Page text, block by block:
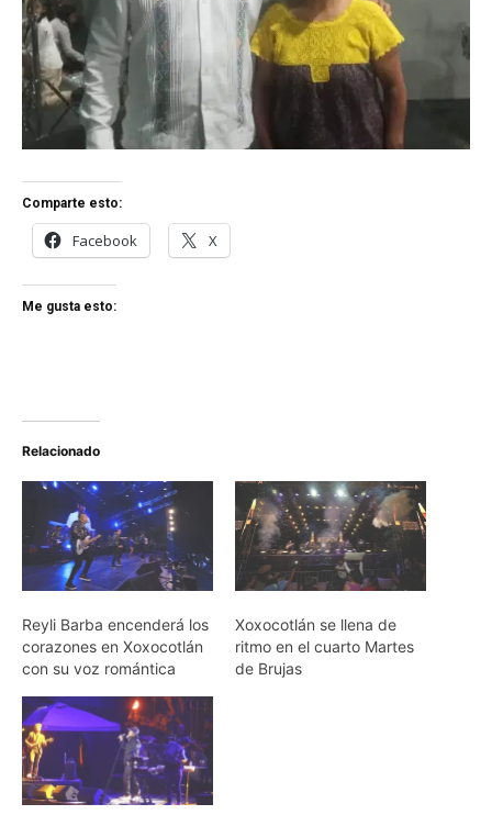
Comparte esto:
Facebook X
Me gusta esto:
Relacionado
Reyli Barba encenderá los
corazones en Xoxocotlán
con su voz romántica
Xoxocotlán se llena de
ritmo en el cuarto Martes
de Brujas